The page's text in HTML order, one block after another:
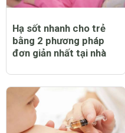
Hạ sốt nhanh cho trẻ
bằng 2 phương pháp
đơn giản nhất tại nhà